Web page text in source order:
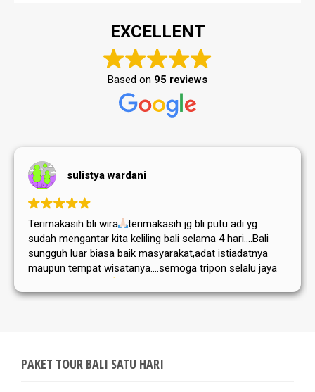
EXCELLENT
Based on 95 reviews
sulistya wardani
Terimakasih bli wira
terimakasih jg bli putu adi yg
sudah mengantar kita keliling bali selama 4 hari....Bali
sungguh luar biasa baik masyarakat,adat istiadatnya
maupun tempat wisatanya....semoga tripon selalu jaya
PAKET TOUR BALI SATU HARI